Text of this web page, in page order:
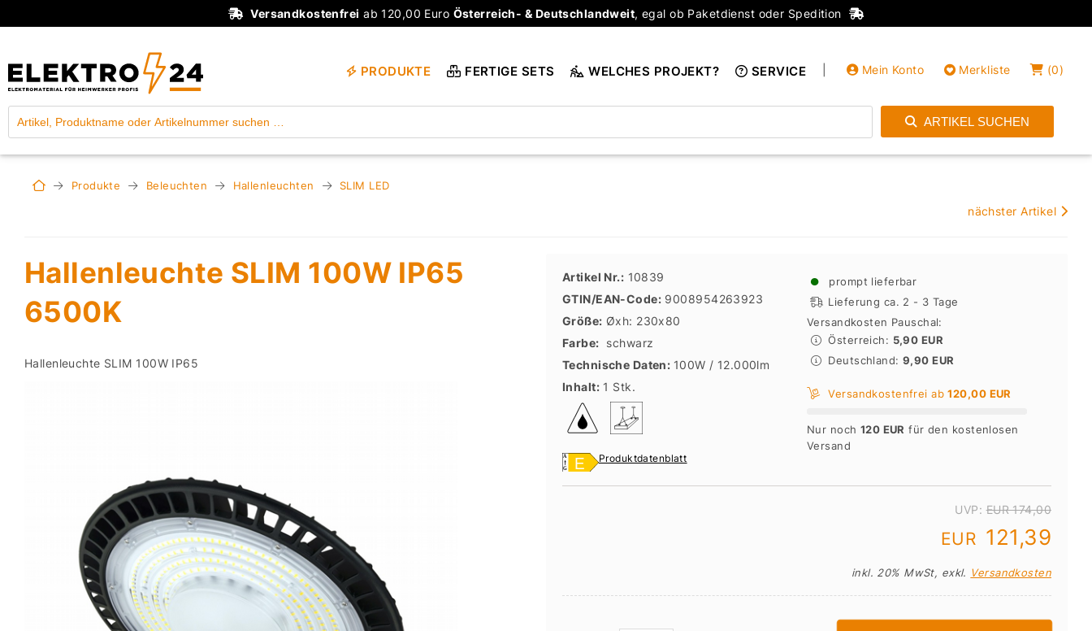
Versandkostenfrei ab 120,00 Euro Österreich- & Deutschlandweit, egal ob Paketdienst oder Spedition
Mein Konto
Einloggen
Merkliste (0)
PRODUKTE FERTIGE SETS WELCHES PROJEKT? SERVICE
ARTIKEL SUCHEN
Produkte Beleuchten Hallenleuchten SLIM LED
nächster Artikel
Hallenleuchte SLIM 100W IP65
6500K
Hallenleuchte SLIM 100W IP65
Artikel Nr.: 10839
GTIN/EAN-Code: 9008954263923
Größe: Øxh: 230x80
Farbe: schwarz
Technische Daten: 100W / 12.000lm
Inhalt: 1 Stk.
Produktdatenblatt
●
prompt lieferbar
Lieferung ca. 2 - 3 Tage
Versandkosten Pauschal:
Österreich: 5,90 EUR
Deutschland:9,90 EUR
Versandkostenfrei ab120,00 EUR
Nur noch 120 EUR für den kostenlosen
Versand
UVP:EUR 174,00
EUR 121,39
inkl. 20% MwSt, exkl. Versandkosten